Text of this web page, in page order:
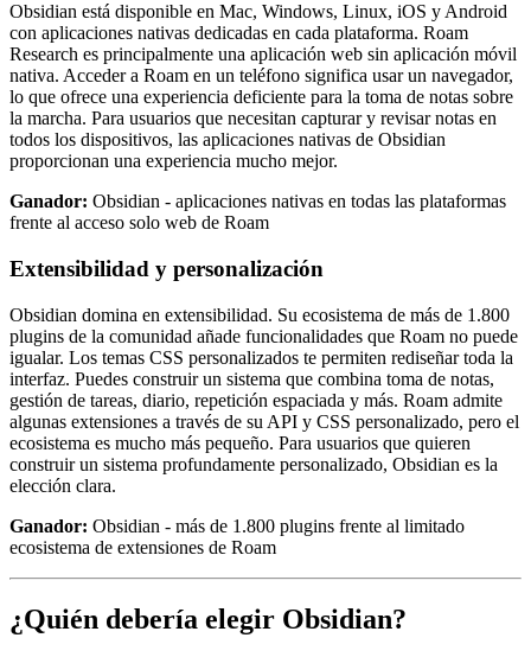
Obsidian está disponible en Mac, Windows, Linux, iOS y Android
con aplicaciones nativas dedicadas en cada plataforma. Roam
Research es principalmente una aplicación web sin aplicación móvil
nativa. Acceder a Roam en un teléfono significa usar un navegador,
lo que ofrece una experiencia deficiente para la toma de notas sobre
la marcha. Para usuarios que necesitan capturar y revisar notas en
todos los dispositivos, las aplicaciones nativas de Obsidian
proporcionan una experiencia mucho mejor.
Ganador: Obsidian - aplicaciones nativas en todas las plataformas
frente al acceso solo web de Roam
Extensibilidad y personalización
Obsidian domina en extensibilidad. Su ecosistema de más de 1.800
plugins de la comunidad añade funcionalidades que Roam no puede
igualar. Los temas CSS personalizados te permiten rediseñar toda la
interfaz. Puedes construir un sistema que combina toma de notas,
gestión de tareas, diario, repetición espaciada y más. Roam admite
algunas extensiones a través de su API y CSS personalizado, pero el
ecosistema es mucho más pequeño. Para usuarios que quieren
construir un sistema profundamente personalizado, Obsidian es la
elección clara.
Ganador: Obsidian - más de 1.800 plugins frente al limitado
ecosistema de extensiones de Roam
¿Quién debería elegir Obsidian?